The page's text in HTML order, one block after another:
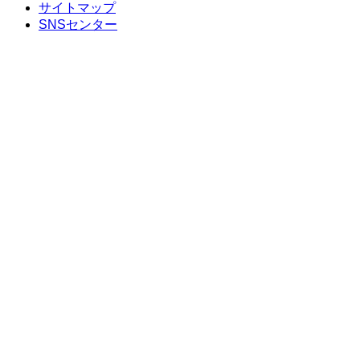
サイトマップ
SNSセンター